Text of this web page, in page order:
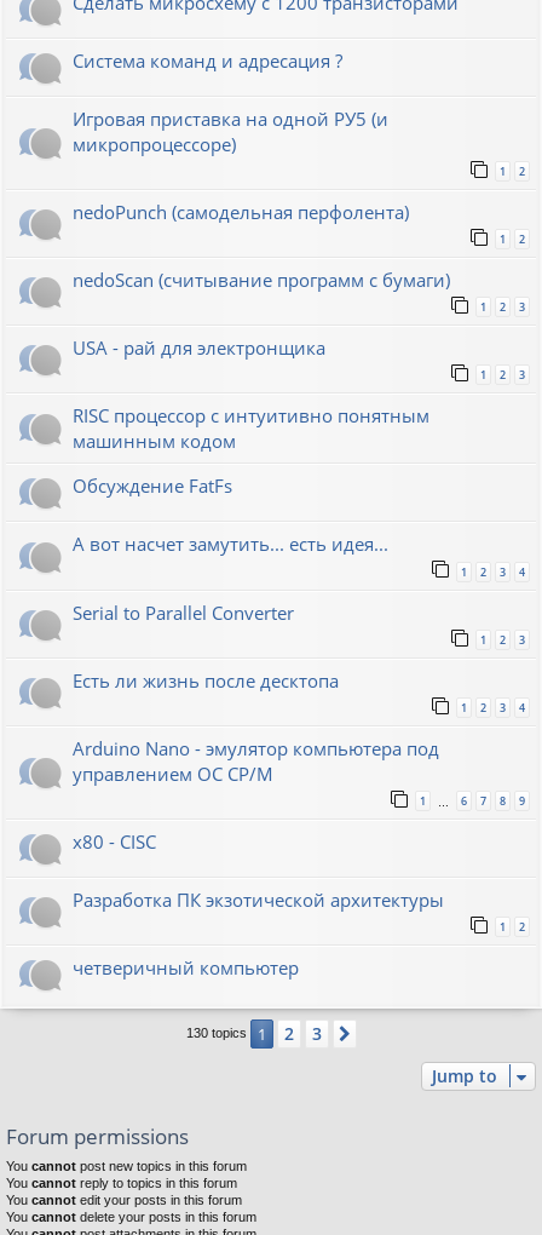
Система команд и адресация ?
Игровая приставка на одной РУ5 (и
микропроцессоре)
1 2
nedoPunch (самодельная перфолента)
1 2
nedoScan (считывание программ с бумаги)
1 2 3
USA - рай для электронщика
1 2 3
RISC процессор с интуитивно понятным
машинным кодом
Обсуждение FatFs
А вот насчет замутить... есть идея...
1 2 3 4
Serial to Parallel Converter
1 2 3
Есть ли жизнь после десктопа
1 2 3 4
Arduino Nano - эмулятор компьютера под
управлением ОС CP/M
1 6 7 8 9
x80 - CISC
Разработка ПК экзотической архитектуры
1 2
четверичный компьютер
130 topics 1 2 3
Jump to
Forum permissions
You cannot post new topics in this forum
You cannot reply to topics in this forum
You cannot edit your posts in this forum
You cannot delete your posts in this forum